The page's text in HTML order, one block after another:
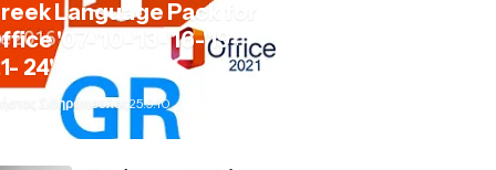
Language Pack for
'07-'10-'13-'16-'19-
24'
Σιδηρόπουλος 25.9.10